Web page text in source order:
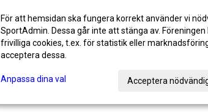
För att hemsidan ska fungera korrekt använder vi
SportAdmin. Dessa går inte att stänga av. Föreningen
frivilliga cookies, t.ex. för statistik eller
acceptera dessa.
Anpassa dina val Acceptera